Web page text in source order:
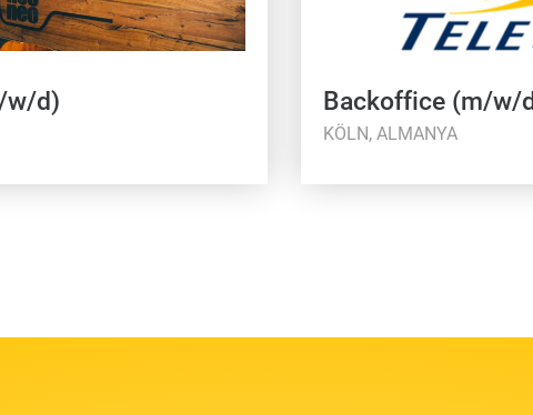
w/d) Backoffice (m/w/
KÖLN, ALMANYA